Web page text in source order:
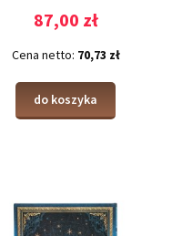
87,00 zł
Cena netto: 70,73 zł
do koszyka